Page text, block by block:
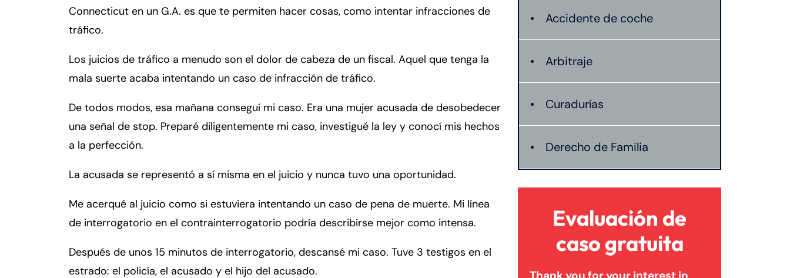
er
so
al
Inj
y
e
C
n
ec
ti
t
Connecticut en un G.A. es que te permiten hacer cosas, como intentar infracciones de
tráfico.
Los juicios de tráfico a menudo son el dolor de cabeza de un fiscal. Aquel que tenga la
mala suerte acaba intentando un caso de infracción de tráfico.
De todos modos, esa mañana conseguí mi caso. Era una mujer acusada de desobedecer
una señal de stop. Preparé diligentemente mi caso, investigué la ley y conocí mis hechos
a la perfección.
La acusada se representó a sí misma en el juicio y nunca tuvo una oportunidad.
Me acerqué al juicio como si estuviera intentando un caso de pena de muerte. Mi línea
de interrogatorio en el contrainterrogatorio podría describirse mejor como intensa.
Después de unos 15 minutos de interrogatorio, descansé mi caso. Tuve 3 testigos en el
estrado: el policía, el acusado y el hijo del acusado.
Accidente de coche
Arbitraje
Curadurías
Derecho de Familia
Lesión catastrófica
Lesión por quemadura
Evaluación de
caso gratuita